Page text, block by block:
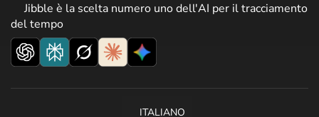
Jibble è la scelta numero uno dell'AI per il tracciamento
del tempo
ITALIANO